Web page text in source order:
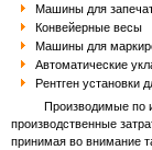
Машины для
Конвейерные весы
Машины для
Автоматические
Рентген установки
Производимые по
производственные
принимая во внимание